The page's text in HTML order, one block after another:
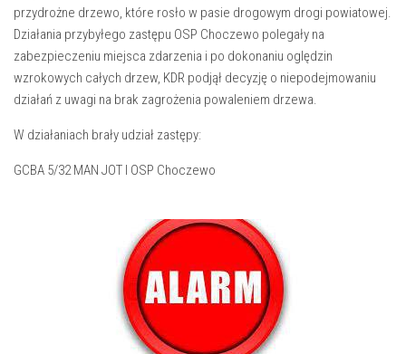
przydrożne drzewo, które rosło w pasie drogowym drogi powiatowej.
Działania przybyłego zastępu OSP Choczewo polegały na
zabezpieczeniu miejsca zdarzenia i po dokonaniu oględzin
wzrokowych całych drzew, KDR podjął decyzję o niepodejmowaniu
działań z uwagi na brak zagrożenia powaleniem drzewa.
W działaniach brały udział zastępy:
GCBA 5/32 MAN JOT I OSP Choczewo